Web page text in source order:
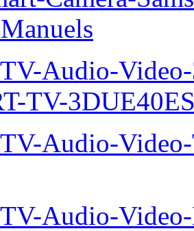
TV-Audio-
TV-
TV-Audio-
Audio-